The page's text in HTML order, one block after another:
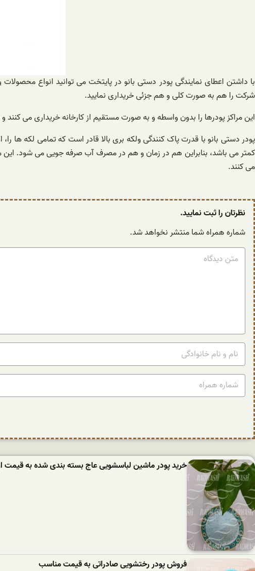
با داشتن اعطای نمایندگی پودر دستی بانو در پایتخت می توانید انواع
شرکت را هم به صورت کلی و هم جزئی خریداری نمایید.
این مراکز پودرها را بدون واسطه و به صورت مستقیم از کارخانه خریداری می
پودر دستی بانو با قدرت پاک کنندگی ولکه بری بالا قادر است که تمامی لکه
می کنند.
نظرتان را ثبت نمایید.
شماره همراه شما منتشر نخواهد شد.
خرید پودر ماشین لباسشویی عاج بسته بندی شده به قیمت
فروش پودر رختشویی صادراتی به قیمت مناسب